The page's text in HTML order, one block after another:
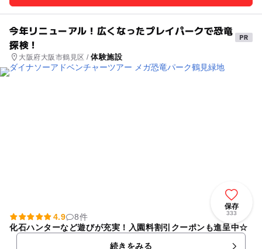
今年リニューアル！広くなったプレイパークで恐竜
探検！
大阪府大阪市鶴見区 /体験施設
保存
333
4.9
8件
化石ハンターなど遊びが充実！入園料割引クーポンも進呈中☆
続きをみる